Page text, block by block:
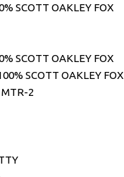
SCOTT OAKLEY FOX
SCOTT OAKLEY FOX
SCOTT OAKLEY FOX
MTR-2